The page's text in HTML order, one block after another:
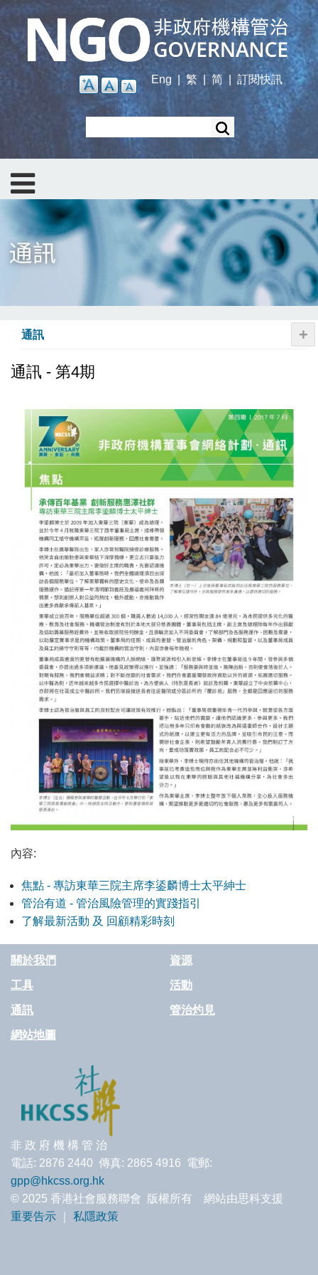
Skip
main
content
Eng
繁 | 简 訂閱快訊
通訊 +
通訊 - 第4期
內容:
焦點 - 專訪東華三院主席李鋈麟博士太平紳士
管治有道 - 管治風險管理的實踐指引
了解最新活動 及 回顧精彩時刻
關於我們 資源
工具 活動
通訊 管治灼見
網站地圖
非 政 府 機 構 管 治
電話: 2876 2440 傳真: 2865 4916 電郵:
gpp@hkcss.org.hk
© 2025 香港社會服務聯會 版權所有 網站由思科支援
重要告示
私隱政策